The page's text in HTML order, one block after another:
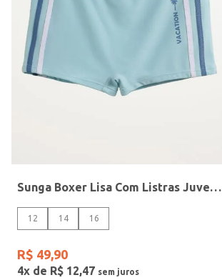
Sunga Boxer Lisa Com Listras Juvenil Para Menino- AZUL
12 14 16
R$ 49,90
4x de R$ 12,47